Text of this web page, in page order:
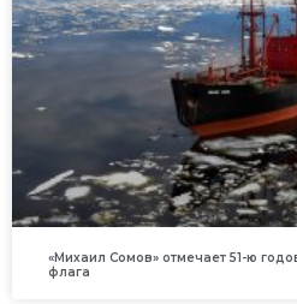
«Михаил Сомов» отмечает 51-ю
флага